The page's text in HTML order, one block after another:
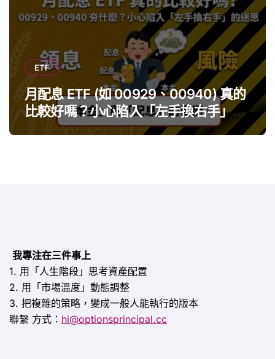
ETF
月配息 ETF (如 00929、00940) 真的
比較好嗎？小心陷入「左手換右手」迷
我專注在三件事上
1. 用「人生階段」思考資產配置
2. 用「市場溫度」動態調整
3. 把複雜的策略，變成一般人能執行的版本
聯繫 方式： hi@optionsprincipal.cc